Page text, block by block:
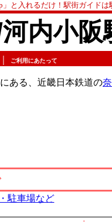
と入れるだけ！駅街ガイド
内小阪
ご利用にあたって
ある、近畿日本鉄道の
駐車場など